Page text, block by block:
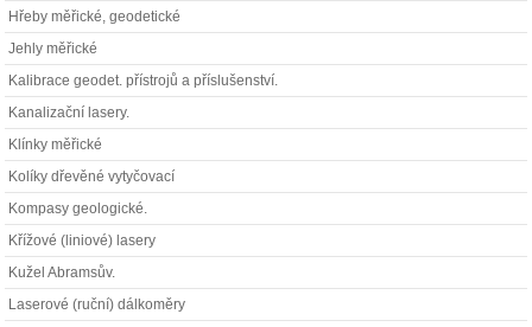
Hřeby měřické, geodetické
Jehly měřické
Kalibrace geodet. přístrojů a příslušenství.
Kanalizační lasery.
Klínky měřické
Kolíky dřevěné vytyčovací
Kompasy geologické.
Křížové (liniové) lasery
Kužel Abramsův.
Laserové (ruční) dálkoměry